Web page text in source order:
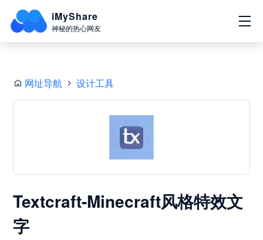
iMyShare
神秘的热心网友
网址导航 设计工具
Textcraft-Minecraft风格特效文
字